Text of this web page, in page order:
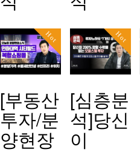
Hot
[부동산
투자/분
양현장
Hot
[심층분
석]당신
이